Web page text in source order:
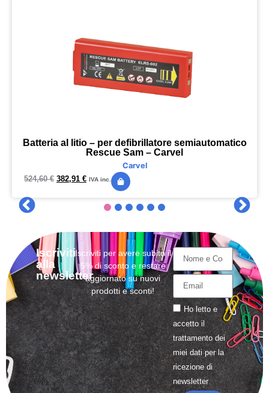
Batteria al litio – per defibrillatore semiautomatico
Rescue Sam – Carvel
Carvel
524,60€ 382,91 € IVA inc.
Iscriviti
alla
newsletter
Iscriviti per avere subito il
5% di sconto e restare
aggiornato su nuovi
prodotti e sconti!
Ho letto e
accetto il
trattamentodei
miei dati per la
ricezione di
newsletter